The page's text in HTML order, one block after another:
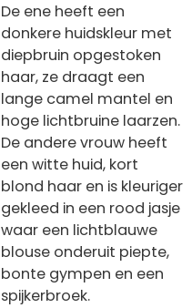
De ene heeft een
donkere huidskleur met
diepbruin opgestoken
haar, ze draagt een
lange camel mantel en
hoge lichtbruine laarzen.
De andere vrouw heeft
een witte huid, kort
blond haar en is kleuriger
gekleed in een rood jasje
waar een lichtblauwe
blouse onderuit piepte,
bonte gympen en een
spijkerbroek.